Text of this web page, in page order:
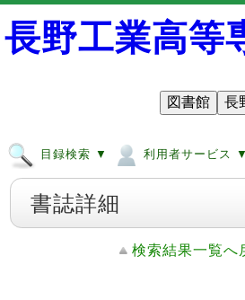
長野工業高等
図書館
長
目録検索 ▼ 利用者サービス ▼
書誌詳細
検索結果一覧へ